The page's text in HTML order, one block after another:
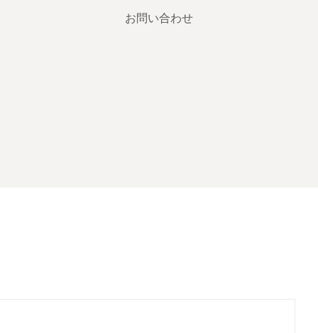
お問い合わせ